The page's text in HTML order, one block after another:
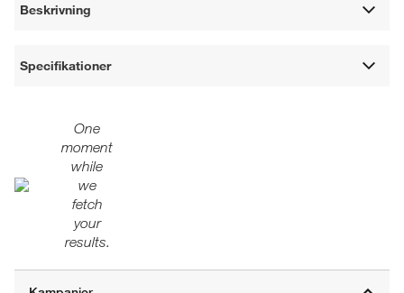
Beskrivning
Specifikationer
One
moment
while
we
fetch
your
results.